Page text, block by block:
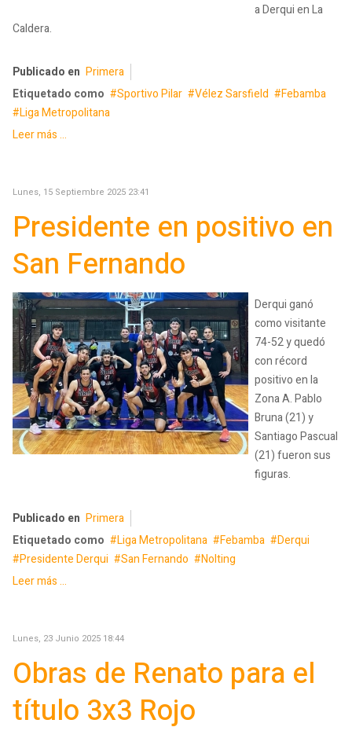
a Derqui en La
Caldera.
Publicado en Primera
Etiquetado como
Sportivo Pilar Vélez Sarsfield
Febamba
Liga Metropolitana
Leer más ...
Lunes, 15 Septiembre 2025 23:41
Presidente en positivo en
San Fernando
Derqui ganó
como visitante
74-52 y quedó
con récord
positivo en la
Zona A. Pablo
Bruna (21) y
Santiago Pascual
(21) fueron sus
figuras.
Publicado en Primera
Etiquetado como
Liga Metropolitana Febamba
Derqui
Presidente Derqui
San Fernando
Nolting
Leer más ...
Lunes, 23 Junio 2025 18:44
Obras de Renato para el
título 3x3 Rojo